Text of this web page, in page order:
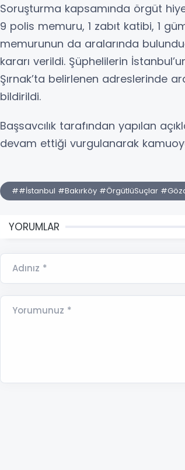
Soruşturma kapsamında örgüt
9 polis memuru, 1 zabıt katibi, 1
memurunun da aralarında
kararı verildi. Şüphelilerin
Şırnak’ta belirlenen adreslerinde
bildirildi.
Başsavcılık tarafından yapılan
devam ettiği vurgulanarak
##İstanbul #Bakırköy #ÖrgütlüSuçlar
YORUMLAR
Adınız *
Yorumunuz *